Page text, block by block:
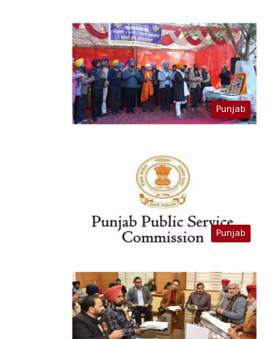
Punjab
Punjab